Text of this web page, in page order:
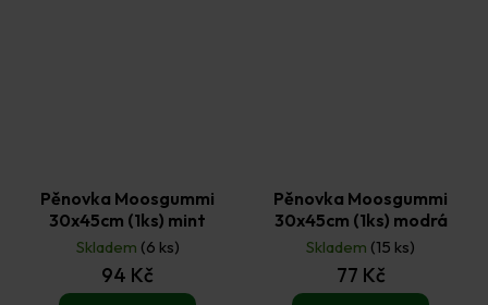
Pěnovka Moosgummi
30x45cm (1ks) mint
Skladem (6 ks)
94 Kč
Pěnovka Moosgummi
30x45cm (1ks) modrá
Skladem (15 ks)
77 Kč